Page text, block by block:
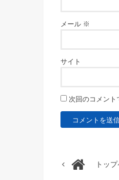
メール ※
サイト
次回のコメント
トッ